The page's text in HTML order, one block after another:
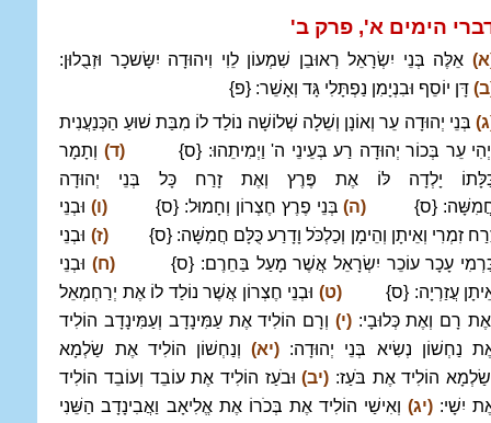
הימים א', פרק ב'
אֵלֶּה בְּנֵי יִשְׂרָאֵל רְאוּבֵן שִׁמְעוֹן לֵוִי וִיהוּדָה יִשָּׂשכָר וּזְבֻלוּן:
דָּן יוֹסֵף וּבִנְיָמִן נַפְתָּלִי גָּד וְאָשֵׁר: {פ}
בְּנֵי יְהוּדָה עֵר וְאוֹנָן וְשֵׁלָה שְׁלוֹשָׁה נוֹלַד לוֹ מִבַּת שׁוּעַ הַכְּנַעֲנִית
עֵר בְּכוֹר יְהוּדָה רַע בְּעֵינֵי ה' וַיְמִיתֵהוּ: {ס}(ד) וְתָמָר
יָלְדָה לּוֹ אֶת פֶּרֶץ וְאֶת זָרַח כָּל בְּנֵי יְהוּדָה
{ס} (ה) בְּנֵי פֶרֶץ חֶצְרוֹן וְחָמוּל: {ס} (ו) וּבְנֵי
זִמְרִי וְאֵיתָן וְהֵימָן וְכַלְכֹּל וָדָרַע כֻּלָּם חֲמִשָּׁה: {ס}(ז) וּבְנֵי
עָכָר עוֹכֵר יִשְׂרָאֵל אֲשֶׁר מָעַל בַּחֵרֶם: {ס} (ח) וּבְנֵי
עֲזַרְיָה: {ס}(ט) וּבְנֵי חֶצְרוֹן אֲשֶׁר נוֹלַד לוֹ אֶת יְרַחְמְאֵל
רָם וְאֶת כְּלוּבָי:(י) וְרָם הוֹלִיד אֶת עַמִּינָדָב וְעַמִּינָדָב הוֹלִיד
נַחְשׁוֹן נְשִׂיא בְּנֵי יְהוּדָה: (יא) וְנַחְשׁוֹן הוֹלִיד אֶת שַׂלְמָא
הוֹלִיד אֶת בֹּעַז: (יב) וּבֹעַז הוֹלִיד אֶת עוֹבֵד וְעוֹבֵד הוֹלִיד
יִשָׁי:(יג) וְאִישַׁי הוֹלִיד אֶת בְּכֹרוֹ אֶת אֱלִיאָב וַאֲבִינָדָב הַשֵּׁנִי